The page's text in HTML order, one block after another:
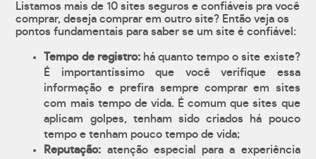
Listamos mais de 10 sites seguros e confiáveis pra você
comprar, deseja comprar em outro site? Então veja os
pontos fundamentais para saber se um site é confiável:
Tempo de registro:há quanto tempo o site existe?
É importantíssimo que você verifique essa
informação e prefira sempre comprar em sites
com mais tempo de vida. É comum que sites que
aplicam golpes, tenham sido criados há pouco
tempo e tenham pouco tempo de vida;
Reputação: atenção especial para a experiência